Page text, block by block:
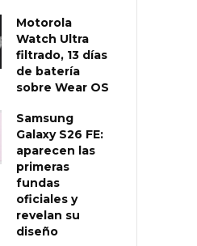
Motorola
Watch Ultra
filtrado, 13 días
de batería
sobre Wear OS
Samsung
Galaxy S26 FE:
aparecen las
primeras
fundas
oficiales y
revelan su
diseño